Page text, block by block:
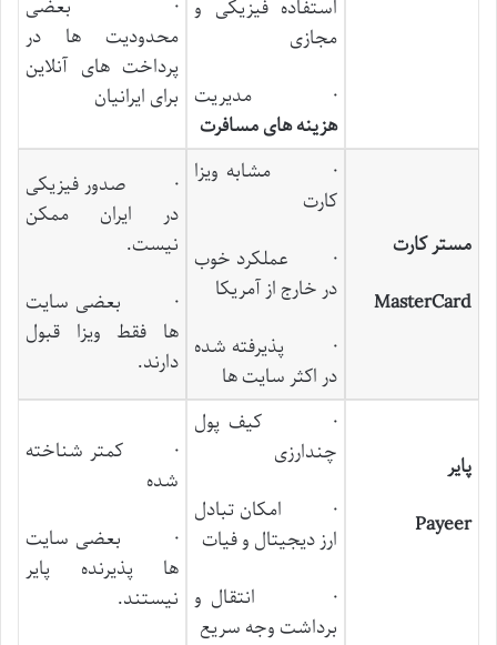
استفاده فیزیکی و
مجازی
· مدیریت
هزینه ‌های مسافرت
· بعضی
محدودیت ‌ها در
پرداخت ‌های آنلاین
برای ایرانیان
مستر کارت
MasterCard
· مشابه ویزا
کارت
· عملکرد خوب
در خارج از آمریکا
· پذیرفته شده
در اکثر سایت ‌ها
· صدور فیزیکی
در ایران ممکن
نیست.
· بعضی سایت‌
ها فقط ویزا قبول
دارند.
پایر
Payeer
· کیف پول
چندارزی
· امکان تبادل
ارز دیجیتال و فیات
· انتقال و
برداشت وجه سریع
· کمتر شناخته
شده
· بعضی سایت
‌ها پذیرنده پایر
نیستند.